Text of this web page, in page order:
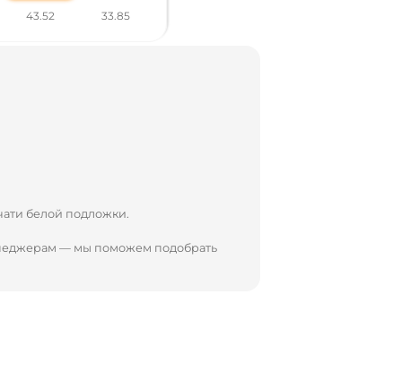
43.52 33.85
белой подложки.
— мы поможем подобрать